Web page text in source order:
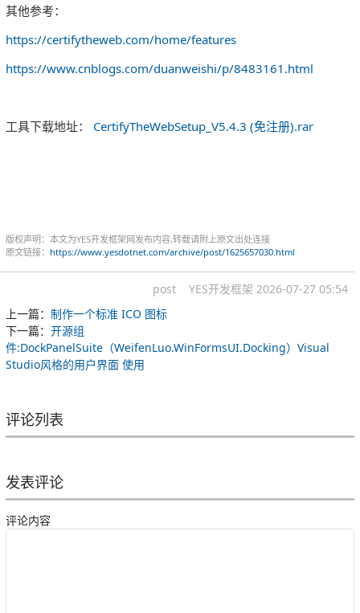
其他参考：
https://certifytheweb.com/home/features
https://www.cnblogs.com/duanweishi/p/8483161.html
工具下载地址： CertifyTheWebSetup_V5.4.3 (免注册).rar
版权声明：本文为YES开发框架网发布内容,转载请附上原文出处连接
原文链接： https://www.yesdotnet.com/archive/post/1625657030.html
post YES开发框架 2026-07-27 05:54
上一篇： 制作一个标准 ICO 图标
下一篇： 开源组
件:DockPanelSuite（WeifenLuo.WinFormsUI.Docking）Visual
Studio风格的用户界面 使用
评论列表
发表评论
评论内容